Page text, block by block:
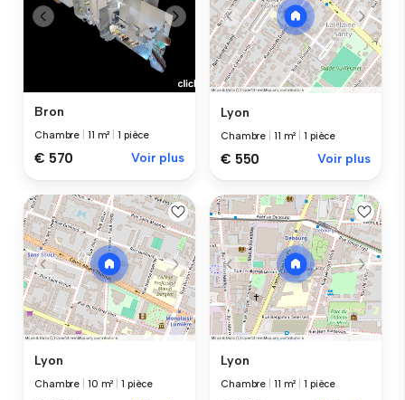
Bron
Chambre 11 m² |1 pièce
€ 570 Voir plus
Lyon
Chambre 11 m² |1 pièce
€ 550 Voir plus
Lyon
Chambre 10 m² |1 pièce
Lyon
Chambre 11 m² |1 pièce